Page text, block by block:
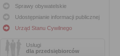
Sprawy obywatelskie
Udostępnianie informacji publicznej
Urząd Stanu Cywilnego
Usługi
dla przedsiębiorców